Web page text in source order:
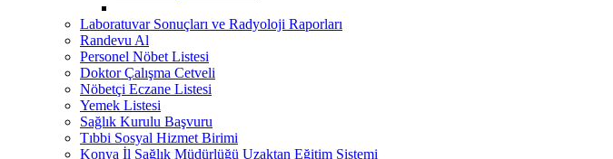
Laboratuvar Sonuçları ve Radyoloji Raporları
Randevu Al
Personel Nöbet Listesi
Doktor Çalışma Cetveli
Nöbetçi Eczane Listesi
Yemek Listesi
Sağlık Kurulu Başvuru
Tıbbi Sosyal Hizmet Birimi
Konya İl Sağlık Müdürlüğü Uzaktan Eğitim Sistemi